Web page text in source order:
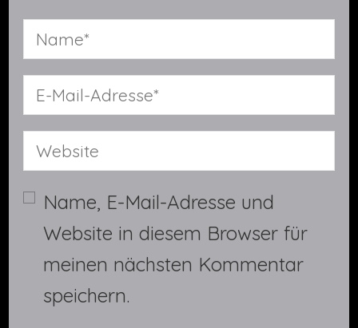
Name, E-Mail-Adresse und
Website in diesem Browser für
meinen nächsten Kommentar
speichern.